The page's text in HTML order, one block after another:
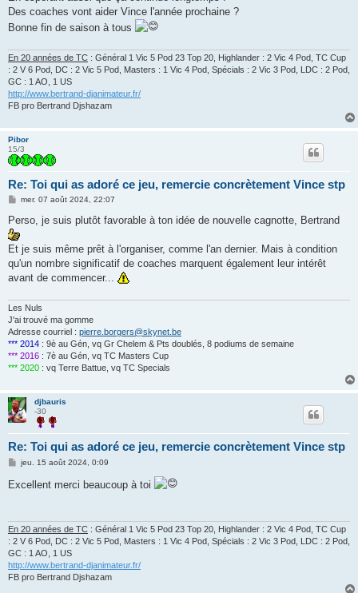
Des coaches vont aider Vince l'année prochaine ?
Bonne fin de saison à tous
En 20 années de TC : Général 1 Vic 5 Pod 23 Top 20, Highlander : 2 Vic 4 Pod, TC Cup
: 2 V 6 Pod, DC : 2 Vic 5 Pod, Masters : 1 Vic 4 Pod, Spécials : 2 Vic 3 Pod, LDC : 2 Pod,
GC : 1 AO, 1 US
http://www.bertrand-djanimateur.fr/
FB pro Bertrand Djshazam
Pibor
15/3
Re: Toi qui as adoré ce jeu, remercie concrètement Vince stp
M
s
a
g
e
mer. 07 août 2024, 22:07
Perso, je suis plutôt favorable à ton idée de nouvelle cagnotte, Bertrand
Et je suis même prêt à l'organiser, comme l'an dernier. Mais à condition
qu'un nombre significatif de coaches marquent également leur intérêt
avant de commencer...
Les Nuls
J'ai trouvé ma gomme
Adresse courriel : pierre.borgers@skynet.be
*** 2014 : 9è au Gén, vq Gr Chelem & Pts doublés, 8 podiums de semaine
*** 2016 : 7è au Gén, vq TC Masters Cup
*** 2020 : vq Terre Battue, vq TC Specials
djbauris
-30
Re: Toi qui as adoré ce jeu, remercie concrètement Vince stp
M
s
jeu. 15 août 2024, 0:09
Excellent merci beaucoup à toi
En 20 années de TC : Général 1 Vic 5 Pod 23 Top 20, Highlander : 2 Vic 4 Pod, TC Cup
: 2 V 6 Pod, DC : 2 Vic 5 Pod, Masters : 1 Vic 4 Pod, Spécials : 2 Vic 3 Pod, LDC : 2 Pod,
GC : 1 AO, 1 US
http://www.bertrand-djanimateur.fr/
FB pro Bertrand Djshazam